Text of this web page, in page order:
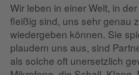
Wir leben in einer Welt, in
fleißig sind, uns sehr genau
wiedergeben können. Sie
plaudern uns aus, sind
als solche oft unersetzlich